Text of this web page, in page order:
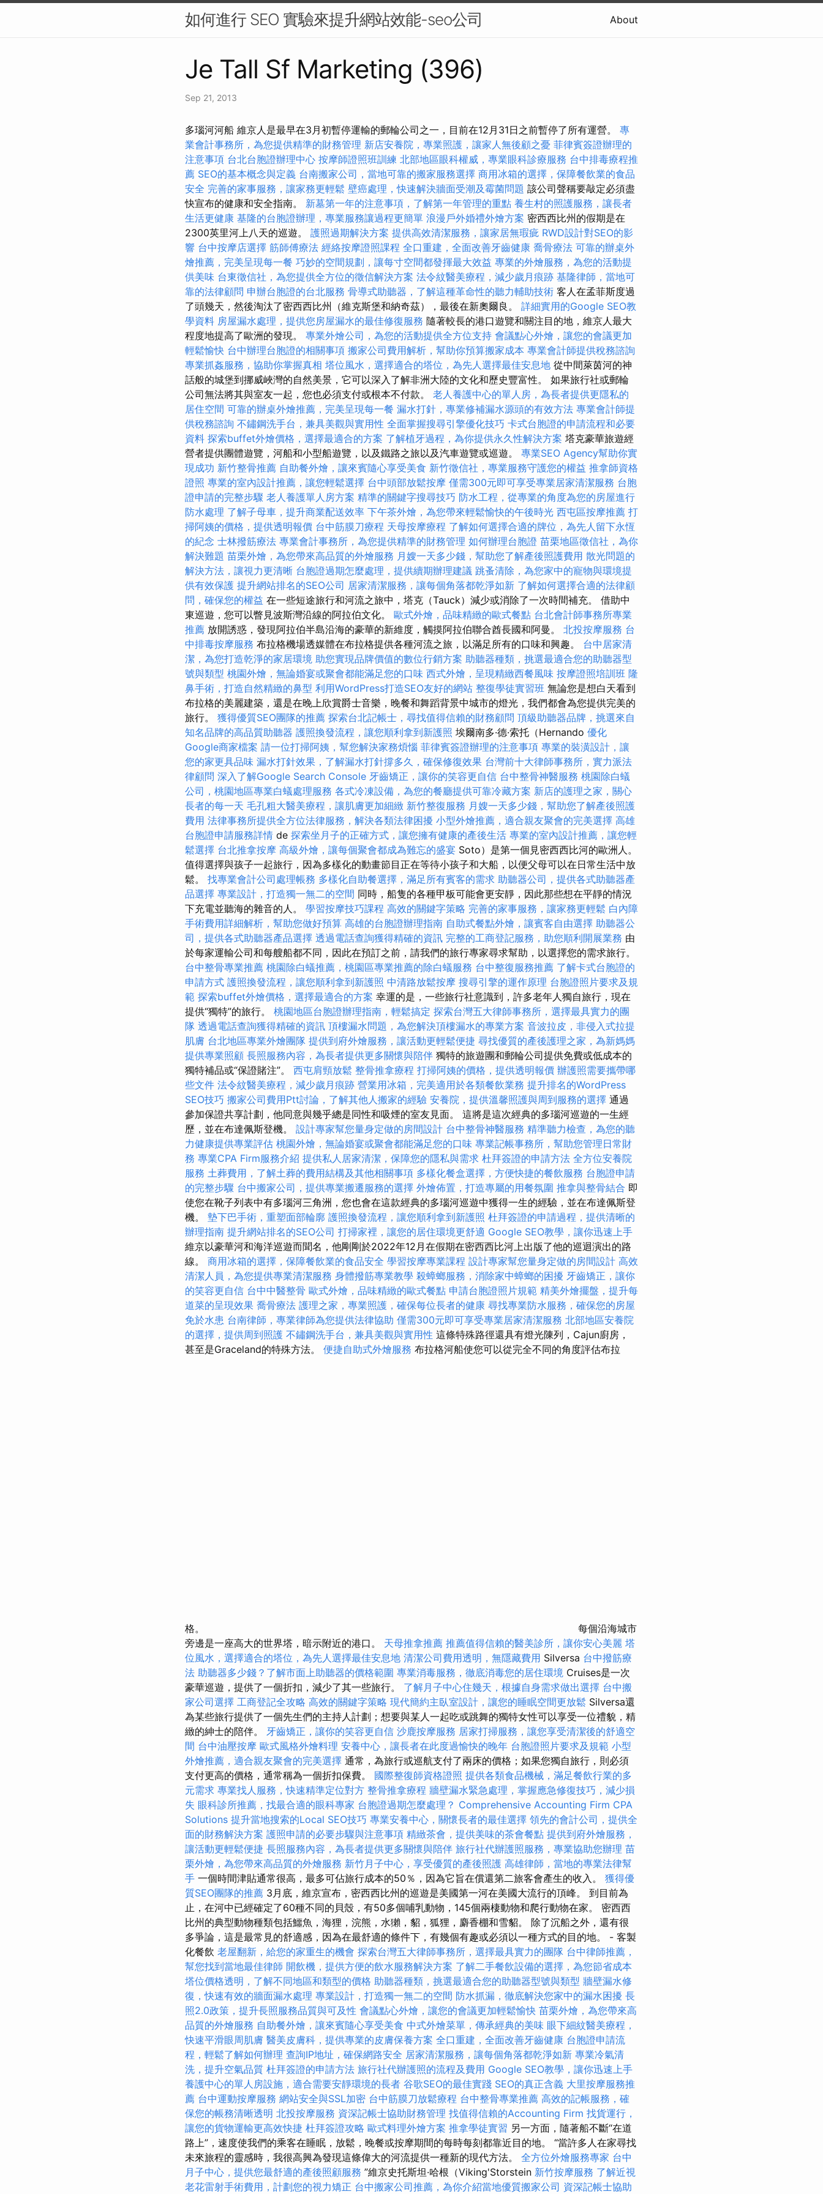
如何進行 SEO 實驗來提升網站效能-seo公司 About
Je Tall Sf Marketing (396)
Sep 21, 2013
多瑙河河船 維京人是最早在3月初暫停運輸的郵輪公司之一，目前在12月31日之前暫停了所有運營。 專
業會計事務所，為您提供精準的財務管理 新店安養院，專業照護，讓家人無後顧之憂 菲律賓簽證辦理的
注意事項 台北台胞證辦理中心 按摩師證照班訓練 北部地區眼科權威，專業眼科診療服務 台中排毒療程推
薦 SEO的基本概念與定義 台南搬家公司，當地可靠的搬家服務選擇 商用冰箱的選擇，保障餐飲業的食品
安全 完善的家事服務，讓家務更輕鬆 壁癌處理，快速解決牆面受潮及霉菌問題 該公司聲稱要敲定必須盡
快宣布的健康和安全指南。 新墓第一年的注意事項，了解第一年管理的重點 養生村的照護服務，讓長者
生活更健康 基隆的台胞證辦理，專業服務讓過程更簡單 浪漫戶外婚禮外燴方案 密西西比州的假期是在
2300英里河上八天的巡遊。 護照過期解決方案 提供高效清潔服務，讓家居無瑕疵 RWD設計對SEO的影
響 台中按摩店選擇 筋師傅療法 經絡按摩證照課程 全口重建，全面改善牙齒健康 喬骨療法 可靠的辦桌外
燴推薦，完美呈現每一餐 巧妙的空間規劃，讓每寸空間都發揮最大效益 專業的外燴服務，為您的活動提
供美味 台東徵信社，為您提供全方位的徵信解決方案 法令紋醫美療程，減少歲月痕跡 基隆律師，當地可
靠的法律顧問 申辦台胞證的台北服務 骨導式助聽器，了解這種革命性的聽力輔助技術 客人在孟菲斯度過
了頭幾天，然後淘汰了密西西比州（維克斯堡和納奇茲），最後在新奧爾良。 詳細實用的Google SEO教
學資料 房屋漏水處理，提供您房屋漏水的最佳修復服務 隨著較長的港口遊覽和關注目的地，維京人最大
程度地提高了歐洲的發現。 專業外燴公司，為您的活動提供全方位支持 會議點心外燴，讓您的會議更加
輕鬆愉快 台中辦理台胞證的相關事項 搬家公司費用解析，幫助你預算搬家成本 專業會計師提供稅務諮詢
專業抓姦服務，協助你掌握真相 塔位風水，選擇適合的塔位，為先人選擇最佳安息地 從中間萊茵河的神
話般的城堡到挪威峽灣的自然美景，它可以深入了解非洲大陸的文化和歷史豐富性。 如果旅行社或郵輪
公司無法將其與室友一起，您也必須支付或根本不付款。 老人養護中心的單人房，為長者提供更隱私的
居住空間 可靠的辦桌外燴推薦，完美呈現每一餐 漏水打針，專業修補漏水源頭的有效方法 專業會計師提
供稅務諮詢 不鏽鋼洗手台，兼具美觀與實用性 全面掌握搜尋引擎優化技巧 卡式台胞證的申請流程和必要
資料 探索buffet外燴價格，選擇最適合的方案 了解植牙過程，為你提供永久性解決方案 塔克豪華旅遊經
營者提供團體遊覽，河船和小型船遊覽，以及鐵路之旅以及汽車遊覽或巡遊。 專業SEO Agency幫助你實
現成功 新竹整骨推薦 自助餐外燴，讓來賓隨心享受美食 新竹徵信社，專業服務守護您的權益 推拿師資格
證照 專業的室內設計推薦，讓您輕鬆選擇 台中頭部放鬆按摩 僅需300元即可享受專業居家清潔服務 台胞
證申請的完整步驟 老人養護單人房方案 精準的關鍵字搜尋技巧 防水工程，從專業的角度為您的房屋進行
防水處理 了解子母車，提升商業配送效率 下午茶外燴，為您帶來輕鬆愉快的午後時光 西屯區按摩推薦 打
掃阿姨的價格，提供透明報價 台中筋膜刀療程 天母按摩療程 了解如何選擇合適的牌位，為先人留下永恆
的紀念 士林撥筋療法 專業會計事務所，為您提供精準的財務管理 如何辦理台胞證 苗栗地區徵信社，為你
解決難題 苗栗外燴，為您帶來高品質的外燴服務 月嫂一天多少錢，幫助您了解產後照護費用 散光問題的
解決方法，讓視力更清晰 台胞證過期怎麼處理，提供續期辦理建議 跳蚤清除，為您家中的寵物與環境提
供有效保護 提升網站排名的SEO公司 居家清潔服務，讓每個角落都乾淨如新 了解如何選擇合適的法律顧
問，確保您的權益 在一些短途旅行和河流之旅中，塔克（Tauck）減少或消除了一次時間補充。 借助中
東巡遊，您可以瞥見波斯灣沿線的阿拉伯文化。 歐式外燴，品味精緻的歐式餐點 台北會計師事務所專業
推薦 放開誘惑，發現阿拉伯半島沿海的豪華的新維度，觸摸阿拉伯聯合酋長國和阿曼。 北投按摩服務 台
中排毒按摩服務 布拉格機場透媒體在布拉格提供各種河流之旅，以滿足所有的口味和興趣。 台中居家清
潔，為您打造乾淨的家居環境 助您實現品牌價值的數位行銷方案 助聽器種類，挑選最適合您的助聽器型
號與類型 桃園外燴，無論婚宴或聚會都能滿足您的口味 西式外燴，呈現精緻西餐風味 按摩證照培訓班 隆
鼻手術，打造自然精緻的鼻型 利用WordPress打造SEO友好的網站 整復學徒實習班 無論您是想白天看到
布拉格的美麗建築，還是在晚上欣賞爵士音樂，晚餐和舞蹈背景中城市的燈光，我們都會為您提供完美的
旅行。 獲得優質SEO團隊的推薦 探索台北記帳士，尋找值得信賴的財務顧問 頂級助聽器品牌，挑選來自
知名品牌的高品質助聽器 護照換發流程，讓您順利拿到新護照 埃爾南多·德·索托（Hernando 優化
Google商家檔案 請一位打掃阿姨，幫您解決家務煩惱 菲律賓簽證辦理的注意事項 專業的裝潢設計，讓
您的家更具品味 漏水打針效果，了解漏水打針撐多久，確保修復效果 台灣前十大律師事務所，實力派法
律顧問 深入了解Google Search Console 牙齒矯正，讓你的笑容更自信 台中整骨神醫服務 桃園除白蟻
公司，桃園地區專業白蟻處理服務 各式冷凍設備，為您的餐廳提供可靠冷藏方案 新店的護理之家，關心
長者的每一天 毛孔粗大醫美療程，讓肌膚更加細緻 新竹整復服務 月嫂一天多少錢，幫助您了解產後照護
費用 法律事務所提供全方位法律服務，解決各類法律困擾 小型外燴推薦，適合親友聚會的完美選擇 高雄
台胞證申請服務詳情 de 探索坐月子的正確方式，讓您擁有健康的產後生活 專業的室內設計推薦，讓您輕
鬆選擇 台北推拿按摩 高級外燴，讓每個聚會都成為難忘的盛宴 Soto）是第一個見密西西比河的歐洲人。
值得選擇與孩子一起旅行，因為多樣化的動畫節目正在等待小孩子和大船，以便父母可以在日常生活中放
鬆。 找專業會計公司處理帳務 多樣化自助餐選擇，滿足所有賓客的需求 助聽器公司，提供各式助聽器產
品選擇 專業設計，打造獨一無二的空間 同時，船隻的各種甲板可能會更安靜，因此那些想在平靜的情況
下充電並聽海的雜音的人。 學習按摩技巧課程 高效的關鍵字策略 完善的家事服務，讓家務更輕鬆 白內障
手術費用詳細解析，幫助您做好預算 高雄的台胞證辦理指南 自助式餐點外燴，讓賓客自由選擇 助聽器公
司，提供各式助聽器產品選擇 透過電話查詢獲得精確的資訊 完整的工商登記服務，助您順利開展業務 由
於每家運輸公司和每艘船都不同，因此在預訂之前，請我們的旅行專家尋求幫助，以選擇您的需求旅行。
台中整骨專業推薦 桃園除白蟻推薦，桃園區專業推薦的除白蟻服務 台中整復服務推薦 了解卡式台胞證的
申請方式 護照換發流程，讓您順利拿到新護照 中清路放鬆按摩 搜尋引擎的運作原理 台胞證照片要求及規
範 探索buffet外燴價格，選擇最適合的方案 幸運的是，一些旅行社意識到，許多老年人獨自旅行，現在
提供“獨特”的旅行。 桃園地區台胞證辦理指南，輕鬆搞定 探索台灣五大律師事務所，選擇最具實力的團
隊 透過電話查詢獲得精確的資訊 頂樓漏水問題，為您解決頂樓漏水的專業方案 音波拉皮，非侵入式拉提
肌膚 台北地區專業外燴團隊 提供到府外燴服務，讓活動更輕鬆便捷 尋找優質的產後護理之家，為新媽媽
提供專業照顧 長照服務內容，為長者提供更多關懷與陪伴 獨特的旅遊團和郵輪公司提供免費或低成本的
獨特補品或“保證賭注”。 西屯肩頸放鬆 整骨推拿療程 打掃阿姨的價格，提供透明報價 辦護照需要攜帶哪
些文件 法令紋醫美療程，減少歲月痕跡 營業用冰箱，完美適用於各類餐飲業務 提升排名的WordPress
SEO技巧 搬家公司費用Ptt討論，了解其他人搬家的經驗 安養院，提供溫馨照護與周到服務的選擇 通過
參加保證共享計劃，他同意與幾乎總是同性和吸煙的室友見面。 這將是這次經典的多瑙河巡遊的一生經
歷，並在布達佩斯登機。 設計專家幫您量身定做的房間設計 台中整骨神醫服務 精準聽力檢查，為您的聽
力健康提供專業評估 桃園外燴，無論婚宴或聚會都能滿足您的口味 專業記帳事務所，幫助您管理日常財
務 專業CPA Firm服務介紹 提供私人居家清潔，保障您的隱私與需求 杜拜簽證的申請方法 全方位安養院
服務 土葬費用，了解土葬的費用結構及其他相關事項 多樣化餐盒選擇，方便快捷的餐飲服務 台胞證申請
的完整步驟 台中搬家公司，提供專業搬遷服務的選擇 外燴佈置，打造專屬的用餐氛圍 推拿與整骨結合 即
使您在靴子列表中有多瑙河三角洲，您也會在這款經典的多瑙河巡遊中獲得一生的經驗，並在布達佩斯登
機。 墊下巴手術，重塑面部輪廓 護照換發流程，讓您順利拿到新護照 杜拜簽證的申請過程，提供清晰的
辦理指南 提升網站排名的SEO公司 打掃家裡，讓您的居住環境更舒適 Google SEO教學，讓你迅速上手
維京以豪華河和海洋巡遊而聞名，他剛剛於2022年12月在假期在密西西比河上出版了他的巡迴演出的路
線。 商用冰箱的選擇，保障餐飲業的食品安全 學習按摩專業課程 設計專家幫您量身定做的房間設計 高效
清潔人員，為您提供專業清潔服務 身體撥筋專業教學 殺蟑螂服務，消除家中蟑螂的困擾 牙齒矯正，讓你
的笑容更自信 台中中醫整骨 歐式外燴，品味精緻的歐式餐點 申請台胞證照片規範 精美外燴擺盤，提升每
道菜的呈現效果 喬骨療法 護理之家，專業照護，確保每位長者的健康 尋找專業防水服務，確保您的房屋
免於水患 台南律師，專業律師為您提供法律協助 僅需300元即可享受專業居家清潔服務 北部地區安養院
的選擇，提供周到照護 不鏽鋼洗手台，兼具美觀與實用性 這條特殊路徑還具有燈光陳列，Cajun廚房，
甚至是Graceland的特殊方法。 便捷自助式外燴服務 布拉格河船使您可以從完全不同的角度評估布拉
格。
每個沿海城市
旁邊是一座高大的世界塔，暗示附近的港口。 天母推拿推薦 推薦值得信賴的醫美診所，讓你安心美麗 塔
位風水，選擇適合的塔位，為先人選擇最佳安息地 清潔公司費用透明，無隱藏費用 Silversa 台中撥筋療
法 助聽器多少錢？了解市面上助聽器的價格範圍 專業消毒服務，徹底消毒您的居住環境 Cruises是一次
豪華巡遊，提供了一個折扣，減少了其一些旅行。 了解月子中心住幾天，根據自身需求做出選擇 台中搬
家公司選擇 工商登記全攻略 高效的關鍵字策略 現代簡約主臥室設計，讓您的睡眠空間更放鬆 Silversa還
為某些旅行提供了一個先生們的主持人計劃；想要與某人一起吃或跳舞的獨特女性可以享受一位禮貌，精
緻的紳士的陪伴。 牙齒矯正，讓你的笑容更自信 沙鹿按摩服務 居家打掃服務，讓您享受清潔後的舒適空
間 台中油壓按摩 歐式風格外燴料理 安養中心，讓長者在此度過愉快的晚年 台胞證照片要求及規範 小型
外燴推薦，適合親友聚會的完美選擇 通常，為旅行或巡航支付了兩床的價格；如果您獨自旅行，則必須
支付更高的價格，通常稱為一個折扣保費。 國際整復師資格證照 提供各類食品機械，滿足餐飲行業的多
元需求 專業找人服務，快速精準定位對方 整骨推拿療程 牆壁漏水緊急處理，掌握應急修復技巧，減少損
失 眼科診所推薦，找最合適的眼科專家 台胞證過期怎麼處理？ Comprehensive Accounting Firm CPA
Solutions 提升當地搜索的Local SEO技巧 專業安養中心，關懷長者的最佳選擇 領先的會計公司，提供全
面的財務解決方案 護照申請的必要步驟與注意事項 精緻茶會，提供美味的茶會餐點 提供到府外燴服務，
讓活動更輕鬆便捷 長照服務內容，為長者提供更多關懷與陪伴 旅行社代辦護照服務，專業協助您辦理 苗
栗外燴，為您帶來高品質的外燴服務 新竹月子中心，享受優質的產後照護 高雄律師，當地的專業法律幫
手 一個時間津貼通常很高，最多可佔旅行成本的50％，因為它旨在償還第二旅客會產生的收入。 獲得優
質SEO團隊的推薦 3月底，維京宣布，密西西比州的巡遊是美國第一河在美國大流行的頂峰。 到目前為
止，在河中已經確定了60種不同的貝殼，有50多個哺乳動物，145個兩棲動物和爬行動物在家。 密西西
比州的典型動物種類包括鱷魚，海狸，浣熊，水獺，貂，狐狸，麝香棚和雪貂。 除了沉船之外，還有很
多爭論，這是最常見的舒適感，因為在最舒適的條件下，有幾個有趣或必須以一種方式的目的地。 - 客製
化餐飲 老屋翻新，給您的家重生的機會 探索台灣五大律師事務所，選擇最具實力的團隊 台中律師推薦，
幫您找到當地最佳律師 開飲機，提供方便的飲水服務解決方案 了解二手餐飲設備的選擇，為您節省成本
塔位價格透明，了解不同地區和類型的價格 助聽器種類，挑選最適合您的助聽器型號與類型 牆壁漏水修
復，快速有效的牆面漏水處理 專業設計，打造獨一無二的空間 防水抓漏，徹底解決您家中的漏水困擾 長
照2.0政策，提升長照服務品質與可及性 會議點心外燴，讓您的會議更加輕鬆愉快 苗栗外燴，為您帶來高
品質的外燴服務 自助餐外燴，讓來賓隨心享受美食 中式外燴菜單，傳承經典的美味 眼下細紋醫美療程，
快速平滑眼周肌膚 醫美皮膚科，提供專業的皮膚保養方案 全口重建，全面改善牙齒健康 台胞證申請流
程，輕鬆了解如何辦理 查詢IP地址，確保網路安全 居家清潔服務，讓每個角落都乾淨如新 專業冷氣清
洗，提升空氣品質 杜拜簽證的申請方法 旅行社代辦護照的流程及費用 Google SEO教學，讓你迅速上手
養護中心的單人房設施，適合需要安靜環境的長者 谷歌SEO的最佳實踐 SEO的真正含義 大里按摩服務推
薦 台中運動按摩服務 網站安全與SSL加密 台中筋膜刀放鬆療程 台中整骨專業推薦 高效的記帳服務，確
保您的帳務清晰透明 北投按摩服務 資深記帳士協助財務管理 找值得信賴的Accounting Firm 找貨運行，
讓您的貨物運輸更高效快捷 杜拜簽證攻略 歐式料理外燴方案 推拿學徒實習 另一方面，隨著船不斷“在道
路上”，速度使我們的乘客在睡眠，放鬆，晚餐或按摩期間的每時每刻都靠近目的地。 “當許多人在家尋找
未來旅程的靈感時，我很高興為發現這條偉大的河流提供一種新的現代方法。 全方位外燴服務專家 台中
月子中心，提供您最舒適的產後照顧服務 ”維京史托斯坦·哈根（Viking'Storstein 新竹按摩服務 了解近視
老花雷射手術費用，計劃您的視力矯正 台中搬家公司推薦，為你介紹當地優質搬家公司 資深記帳士協助